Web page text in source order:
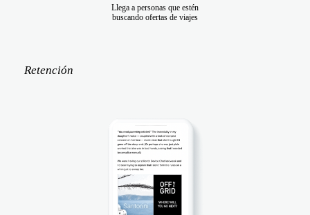
Llega a personas que estén
buscando ofertas de viajes
Retención